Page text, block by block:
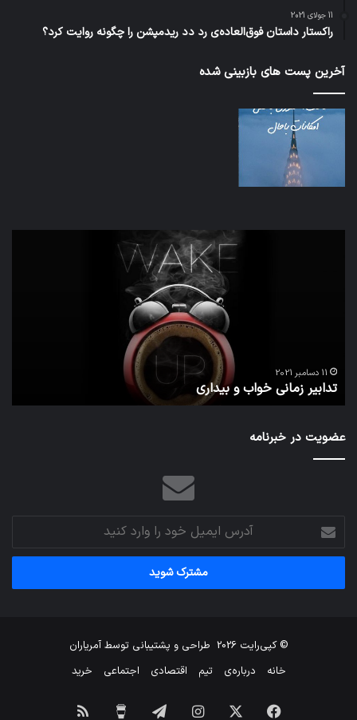
11 جولای 2021
راکستار داستان فوق‌العاده‌ی رد دد ریدمپشن را چگونه روایت کرد؟
آخرین پست های بازبینی شده
11 دسامبر 2021
تدابیر زمانی خواب و بیداری
عضویت در خبرنامه
آدرس
ایمیل
خود
وارد
© کپی‌رایت 2026 طراحی و پشتیبانی توسطآمریاران
خانه
درباره‌ی تیم اقتصادی اجتماعی خرید
فیس اینستاگرامتلگرام خوراک